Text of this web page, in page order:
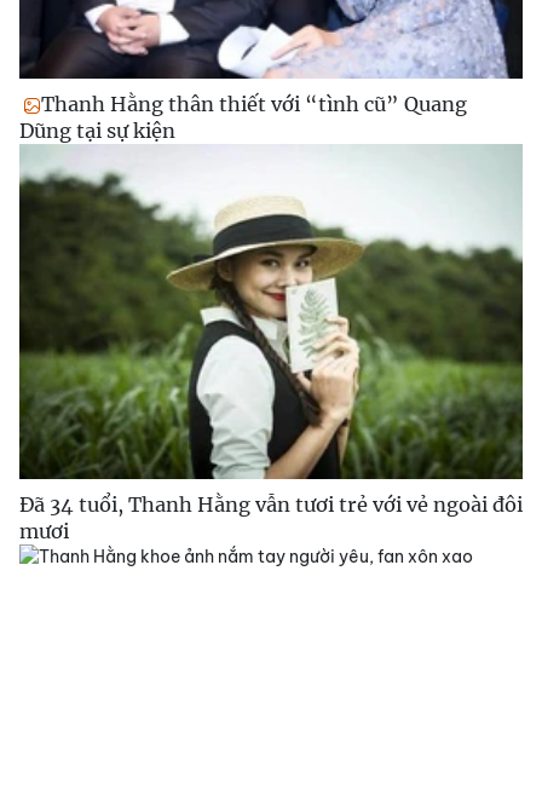
Thanh Hằng thân thiết với “tình cũ” Quang
Dũng tại sự kiện
Đã 34 tuổi, Thanh Hằng vẫn tươi trẻ với vẻ ngoài đôi
mươi